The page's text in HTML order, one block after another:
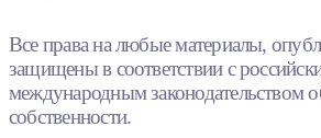
Все права на любые материалы,
защищены в соответствии с
международным законодательством
собственности.